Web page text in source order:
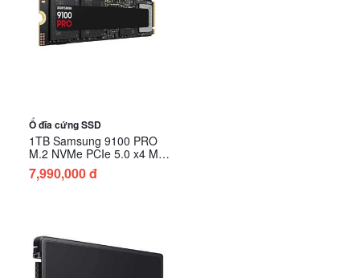
Ổ đĩa cứng SSD
1TB Samsung 9100 PRO
M.2 NVMe PCIe 5.0 x4 MZ-
VAP1T0BW
7,990,000 đ